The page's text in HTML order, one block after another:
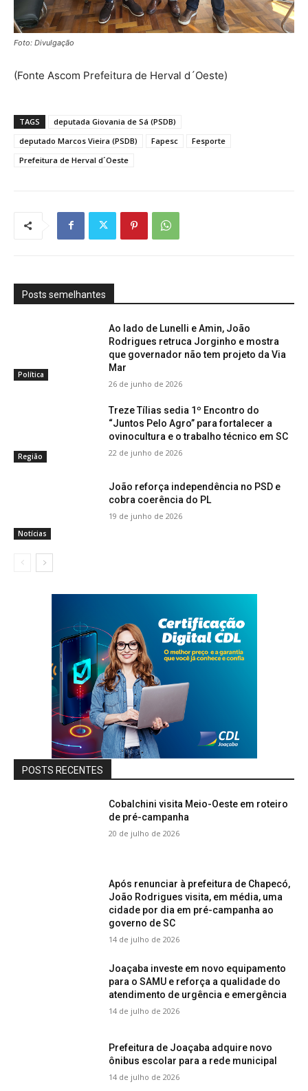
Foto: Divulgação
(Fonte Ascom Prefeitura de Herval d´Oeste)
TAGS
deputada Giovania de Sá (PSDB)
deputado Marcos Vieira (PSDB)
Fapesc
Fesporte
Prefeitura de Herval d´Oeste
Posts semelhantes
Política
Ao lado de Lunelli e Amin, João
Rodrigues retruca Jorginho e mostra
que governador não tem projeto da Via
Mar
26 de junho de 2026
Região
Treze Tílias sedia 1º Encontro do
“Juntos Pelo Agro” para fortalecer a
ovinocultura e o trabalho técnico em SC
22 de junho de 2026
Notícias
João reforça independência no PSD e
cobra coerência do PL
19 de junho de 2026
POSTS RECENTES
Cobalchini visita Meio-Oeste em roteiro
de pré-campanha
20 de julho de 2026
Após renunciar à prefeitura de Chapecó,
João Rodrigues visita, em média, uma
cidade por dia em pré-campanha ao
governo de SC
14 de julho de 2026
Joaçaba investe em novo equipamento
para o SAMU e reforça a qualidade do
atendimento de urgência e emergência
14 de julho de 2026
Prefeitura de Joaçaba adquire novo
ônibus escolar para a rede municipal
14 de julho de 2026